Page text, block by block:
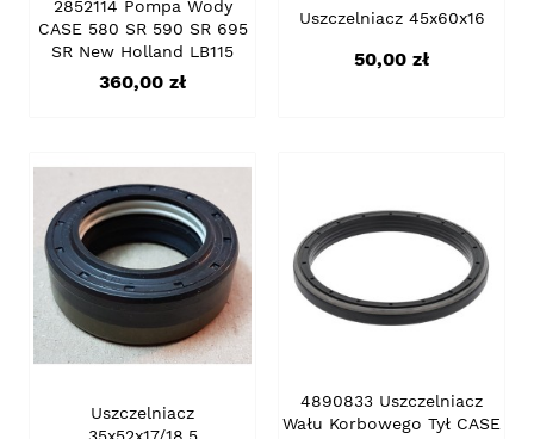
2852114 Pompa Wody
CASE 580 SR 590 SR 695
SR New Holland LB115
Cena
360,00 zł
Uszczelniacz 45x60x16
Cena
50,00 zł
Uszczelniacz
4890833 Uszczelniacz
Wału Korbowego Tył CASE